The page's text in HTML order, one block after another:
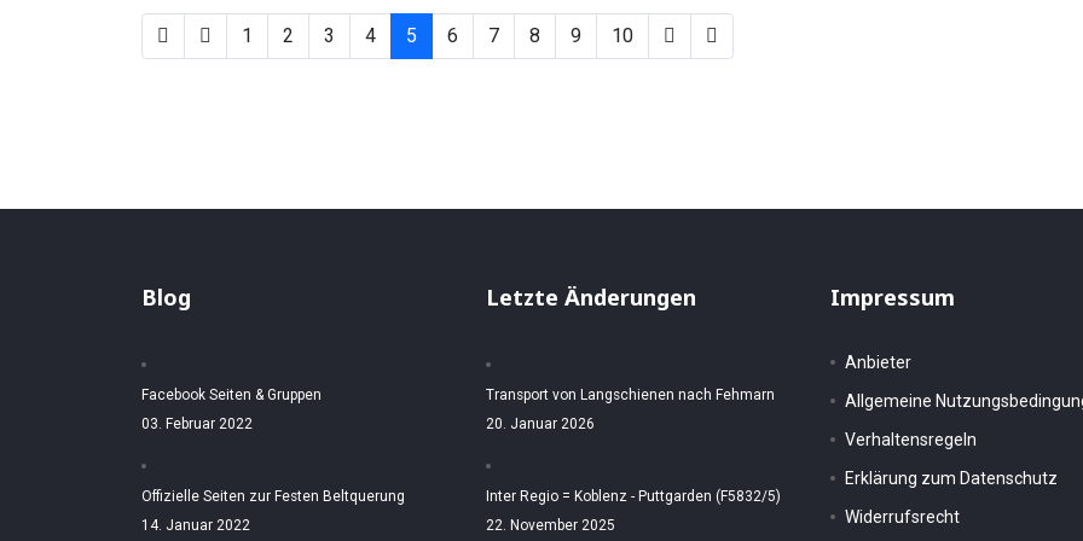
1 2 3 4 5 6 7 8 9 10
Blog
Facebook Seiten & Gruppen
03. Februar 2022
Offizielle Seiten zur Festen Beltquerung
14. Januar 2022
Letzte Änderungen
Transport von Langschienen nach Fehmarn
20. Januar 2026
Inter Regio = Koblenz - Puttgarden (F5832/5)
22. November 2025
Impressum
Anbieter
Allgemeine
Verhaltensregeln
Erklärung zum Datenschutz
Widerrufsrecht